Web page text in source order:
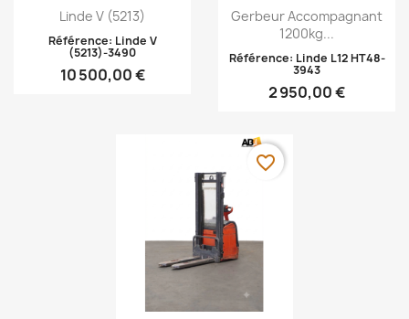
Aperçu rapide
Linde V (5213)
Référence: Linde V
(5213)-3490
10 500,00 €
Aperçu rapide
Gerbeur Accompagnant
1200kg...
Référence: Linde L12 HT48-
3943
2 950,00 €
favorite_border